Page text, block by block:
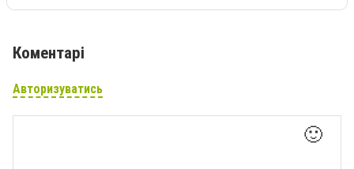
Коментарі
Авторизуватись
🙂